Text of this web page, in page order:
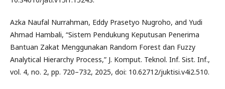
Azka Naufal Nurrahman, Eddy Prasetyo Nugroho, and Yudi
Ahmad Hambali, “Sistem Pendukung Keputusan Penerima
Bantuan Zakat Menggunakan Random Forest dan Fuzzy
Analytical Hierarchy Process,” J. Komput. Teknol. Inf. Sist. Inf.,
vol. 4, no. 2, pp. 720–732, 2025, doi: 10.62712/juktisi.v4i2.510.